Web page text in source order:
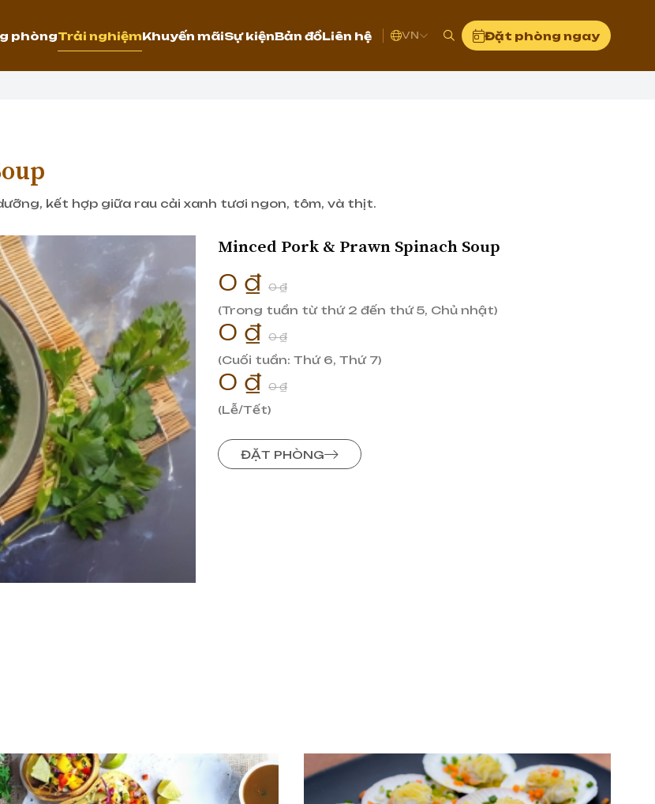
phòngTrải nghiệmKhuyến mãiSự kiệnBản đồLiên hệ VN Đặt phòng ngay
kết hợp giữa rau cải xanh tươi ngon, tôm, và thịt.
Minced Pork & Prawn Spinach Soup
0 ₫ 0 ₫
(Trong tuần từ thứ 2 đến thứ 5, Chủ nhật)
0 ₫ 0 ₫
(Cuối tuần: Thứ 6, Thứ 7)
0 ₫ 0 ₫
(Lễ/Tết)
ĐẶT PHÒNG